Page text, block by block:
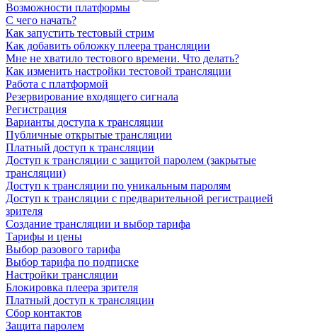
Возможности платформы
С чего начать?
Как запустить тестовый стрим
Как добавить обложку плеера трансляции
Мне не хватило тестового времени. Что делать?
Как изменить настройки тестовой трансляции
Работа с платформой
Резервирование входящего сигнала
Регистрация
Варианты доступа к трансляции
Публичные открытые трансляции
Платный доступ к трансляции
Доступ к трансляции c защитой паролем (закрытые
трансляции)
Доступ к трансляции по уникальным паролям
Доступ к трансляции c предварительной регистрацией
зрителя
Создание трансляции и выбор тарифа
Тарифы и цены
Выбор разового тарифа
Выбор тарифа по подписке
Настройки трансляции
Блокировка плеера зрителя
Платный доступ к трансляции
Сбор контактов
Защита паролем